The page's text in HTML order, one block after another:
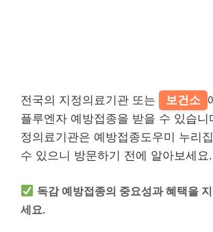
전국의 지정의료기관 또는 보건소
플루엔자 예방접종을 받을 수 있습니
정의료기관은 예방접종도우미 누리
수 있으니 방문하기 전에 알아보세요.
독감 예방접종의 중요성과 혜택을
세요.